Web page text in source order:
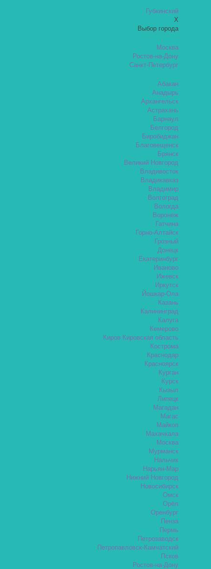
Губкинский
X
Выбор города
Москва
Ростов-на-Дону
Санкт-Петербург
Абакан
Анадырь
Архангельск
Астрахань
Барнаул
Белгород
Биробиджан
Благовещенск
Брянск
Великий Новгород
Владивосток
Владикавказ
Владимир
Волгоград
Вологда
Воронеж
Гатчина
Горно-Алтайск
Грозный
Донецк
Екатеринбург
Иваново
Ижевск
Иркутск
Йошкар-Ола
Казань
Калининград
Калуга
Кемерово
Киров Кировская область
Кострома
Краснодар
Красноярск
Курган
Курск
Кызыл
Липецк
Магадан
Магас
Майкоп
Махачкала
Москва
Мурманск
Нальчик
Нарьян-Мар
Нижний Новгород
Новосибирск
Омск
Орёл
Оренбург
Пенза
Пермь
Петрозаводск
Петропавловск-Камчатский
Псков
Ростов-на-Дону